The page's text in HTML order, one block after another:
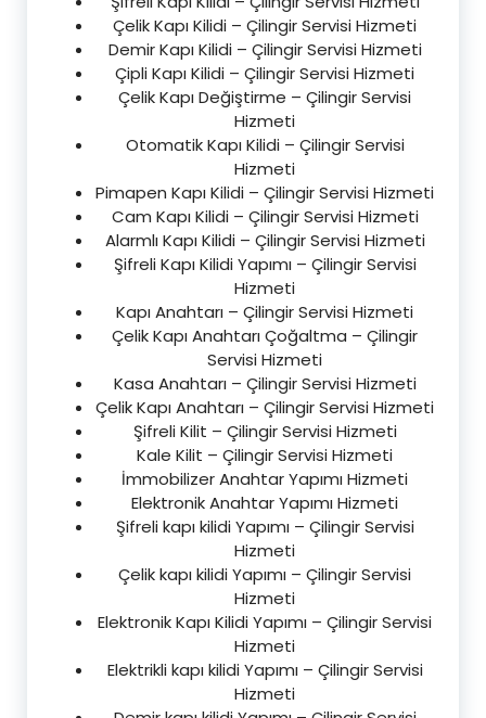
Çelik Kapı Kilidi – Çilingir Servisi Hizmeti
Demir Kapı Kilidi – Çilingir Servisi Hizmeti
Çipli Kapı Kilidi – Çilingir Servisi Hizmeti
Çelik Kapı Değiştirme – Çilingir Servisi
Hizmeti
Otomatik Kapı Kilidi – Çilingir Servisi
Hizmeti
Pimapen Kapı Kilidi – Çilingir Servisi Hizmeti
Cam Kapı Kilidi – Çilingir Servisi Hizmeti
Alarmlı Kapı Kilidi – Çilingir Servisi Hizmeti
Şifreli Kapı Kilidi Yapımı – Çilingir Servisi
Hizmeti
Kapı Anahtarı – Çilingir Servisi Hizmeti
Çelik Kapı Anahtarı Çoğaltma – Çilingir
Servisi Hizmeti
Kasa Anahtarı – Çilingir Servisi Hizmeti
Çelik Kapı Anahtarı – Çilingir Servisi Hizmeti
Şifreli Kilit – Çilingir Servisi Hizmeti
Kale Kilit – Çilingir Servisi Hizmeti
İmmobilizer Anahtar Yapımı Hizmeti
Elektronik Anahtar Yapımı Hizmeti
Şifreli kapı kilidi Yapımı – Çilingir Servisi
Hizmeti
Çelik kapı kilidi Yapımı – Çilingir Servisi
Hizmeti
Elektronik Kapı Kilidi Yapımı – Çilingir Servisi
Hizmeti
Elektrikli kapı kilidi Yapımı – Çilingir Servisi
Hizmeti